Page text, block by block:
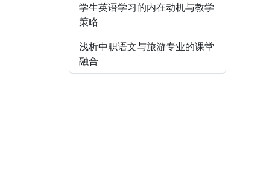
学生英语学习的内在动机与教学
策略
浅析中职语文与旅游专业的课堂
融合